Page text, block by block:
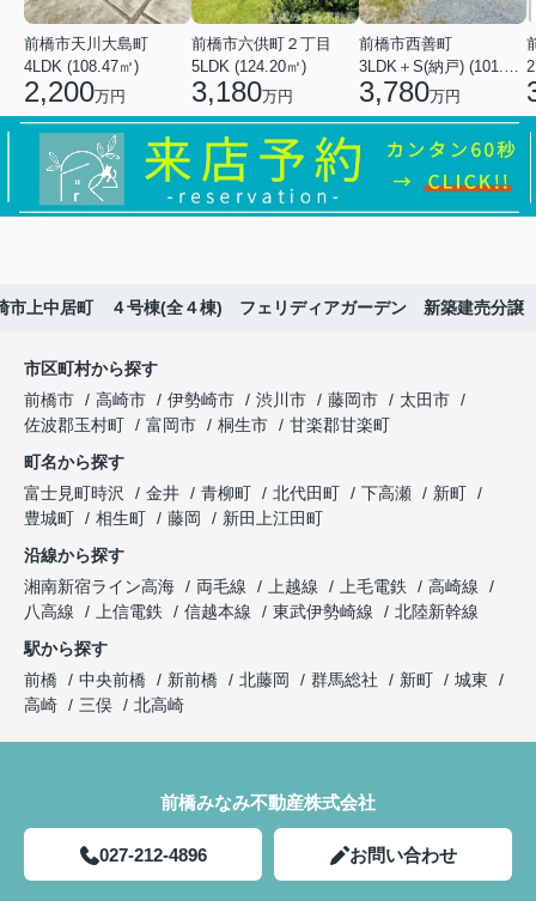
前橋市天川大島町
4LDK (108.47㎡)
2,200万円
前橋市六供町２丁目
5LDK (124.20㎡)
3,180万円
前橋市西善町
3,780万円
市上中居町 ４号棟(全４棟) フェリディアガーデン 新築建売分譲
市区町村から探す
前橋市
高崎市 伊勢崎市 渋川市 藤岡市
太田市
佐波郡玉村町
富岡市 桐生市
甘楽郡甘楽町
町名から探す
富士見町時沢
金井 青柳町 北代田町 下高瀬
新町
豊城町
相生町 藤岡
新田上江田町
沿線から探す
湘南新宿ライン高海
両毛線 上越線 上毛電鉄
高崎線
八高線
上信電鉄 信越本線 東武伊勢崎線
北陸新幹線
駅から探す
前橋
中央前橋 新前橋 北藤岡 群馬総社 新町
城東
高崎
三俣 北高崎
前橋みなみ不動産株式会社
027-212-4896 お問い合わせ